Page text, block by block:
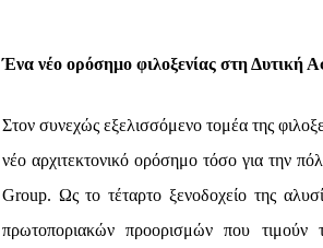
Ένα νέο ορόσημο φιλοξενίας στη Δυτική
Στον συνεχώς εξελισσόμενο τομέα της
νέο αρχιτεκτονικό ορόσημο τόσο για την
Group. Ως το τέταρτο ξενοδοχείο της
πρωτοποριακών προορισμών που τιμούν